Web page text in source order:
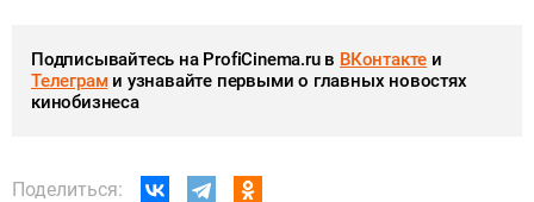
Подписывайтесь на ProfiCinema.ru в ВКонтакте и
Телеграми узнавайте первыми о главных новостях
кинобизнеса
Поделиться: